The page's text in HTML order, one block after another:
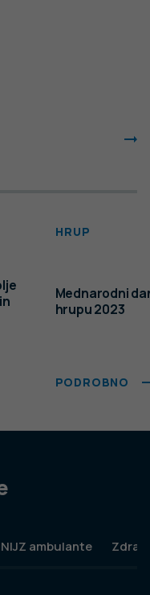
HRUP
Mednarodni
hrupu 2023
PODROBNO
NIJZ ambulante